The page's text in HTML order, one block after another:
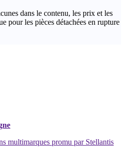
dans le contenu, les prix et les
pour les pièces détachées en rupture
multimarques promu par Stellantis